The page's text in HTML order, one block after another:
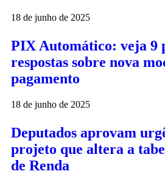
18 de junho de 2025
PIX Automático: veja 9
respostas sobre nova
pagamento
18 de junho de 2025
Deputados aprovam
projeto que altera a
de Renda